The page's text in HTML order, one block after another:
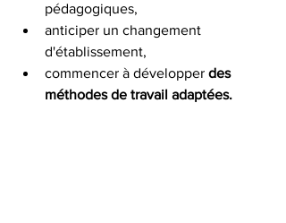
pédagogiques,
anticiper un changement
d'établissement,
commencer à développer des
méthodes de travail adaptées.